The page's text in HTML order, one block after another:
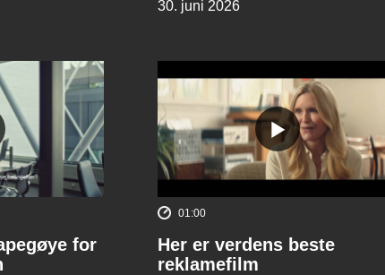
30. juni 2026
for
01:00
Her er verdens beste
reklamefilm